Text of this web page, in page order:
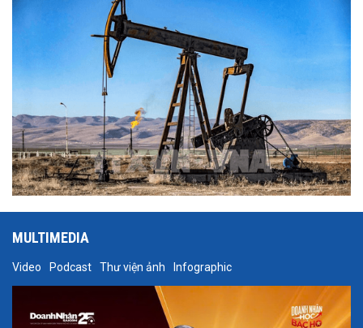
MULTIMEDIA
Video Podcast Thư viện ảnh Infographic